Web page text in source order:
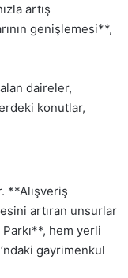
artış
genişlemesi**,
daireler,
konutlar,
**Alışveriş
artıran unsurlar
hem yerli
gayrimenkul